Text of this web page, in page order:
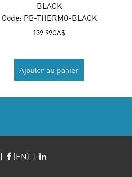
BLACK
Code: PB-THERMO-BLACK
CA$
139.99
Ajouter au panier
| (EN) |